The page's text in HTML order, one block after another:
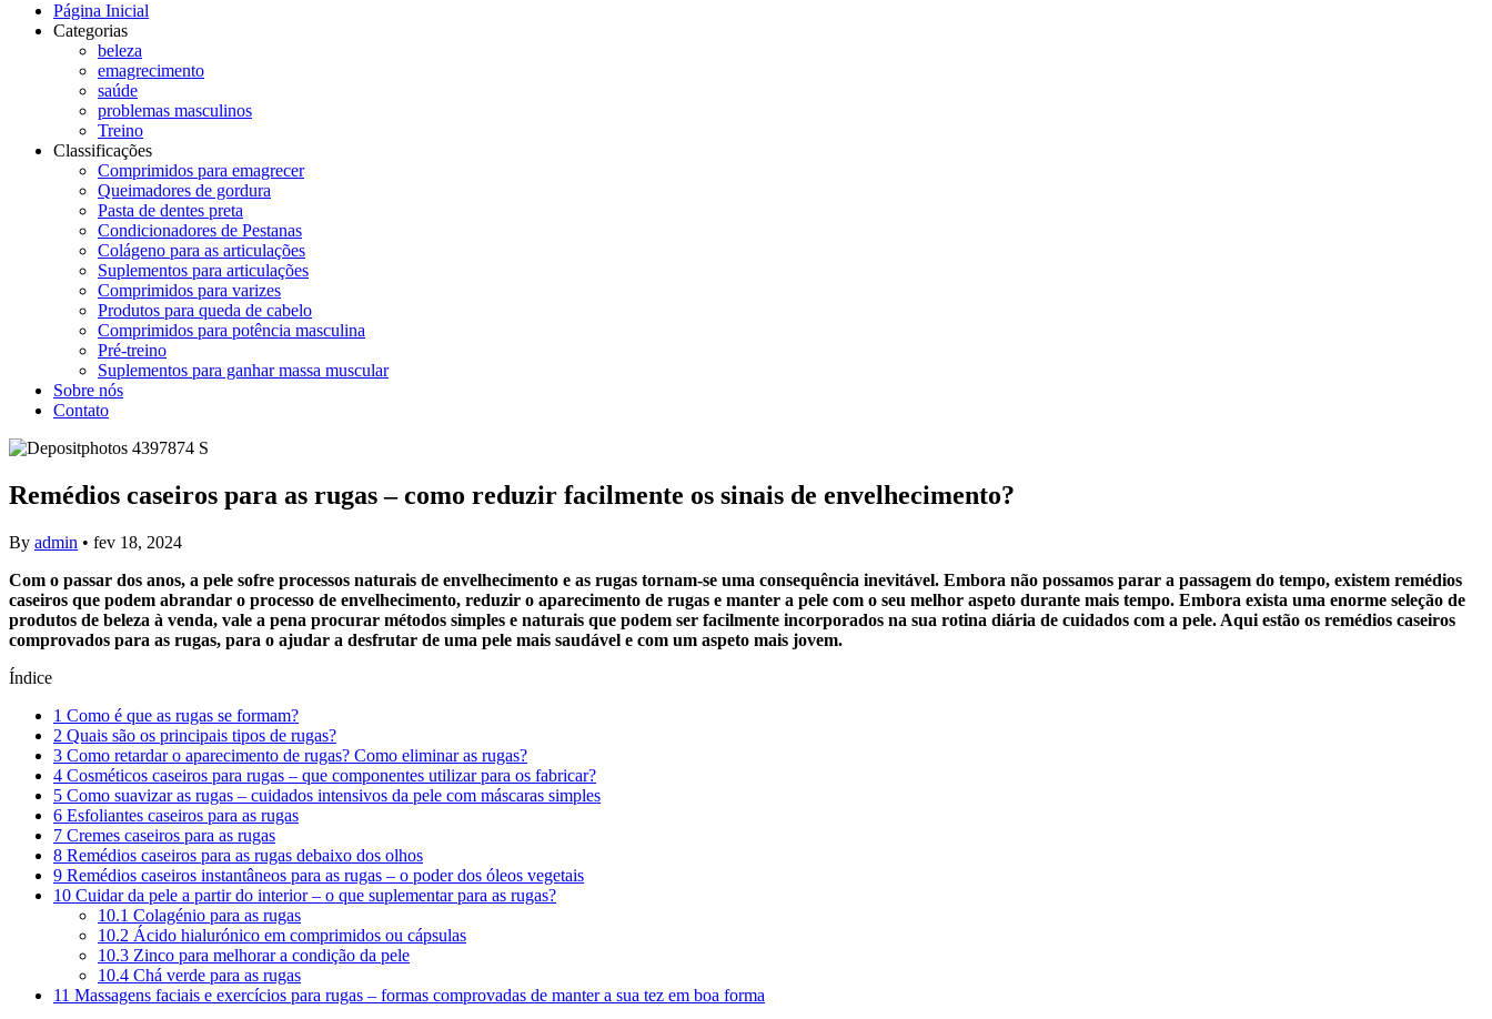
Página Inicial
Categorias
beleza
emagrecimento
saúde
problemas masculinos
Treino
Classificações
Comprimidos para emagrecer
Queimadores de gordura
Pasta de dentes preta
Condicionadores de Pestanas
Colágeno para as articulações
Suplementos para articulações
Comprimidos para varizes
Produtos para queda de cabelo
Comprimidos para potência masculina
Pré-treino
Suplementos para ganhar massa muscular
Sobre nós
Contato
Remédios caseiros para as rugas – como reduzir facilmente os sinais de envelhecimento?
By admin • fev 18, 2024
Com o passar dos anos, a pele sofre processos naturais de envelhecimento e as rugas tornam-se uma consequência inevitável. Embora não possamos parar a passagem do tempo, existem remédios
caseiros que podem abrandar o processo de envelhecimento, reduzir o aparecimento de rugas e manter a pele com o seu melhor aspeto durante mais tempo. Embora exista uma enorme seleção de
produtos de beleza à venda, vale a pena procurar métodos simples e naturais que podem ser facilmente incorporados na sua rotina diária de cuidados com a pele. Aqui estão os remédios caseiros
comprovados para as rugas, para o ajudar a desfrutar de uma pele mais saudável e com um aspeto mais jovem.
Índice
1 Como é que as rugas se formam?
2 Quais são os principais tipos de rugas?
3 Como retardar o aparecimento de rugas? Como eliminar as rugas?
4 Cosméticos caseiros para rugas – que componentes utilizar para os fabricar?
5 Como suavizar as rugas – cuidados intensivos da pele com máscaras simples
6 Esfoliantes caseiros para as rugas
7 Cremes caseiros para as rugas
8 Remédios caseiros para as rugas debaixo dos olhos
9 Remédios caseiros instantâneos para as rugas – o poder dos óleos vegetais
10 Cuidar da pele a partir do interior – o que suplementar para as rugas?
10.1 Colagénio para as rugas
10.2 Ácido hialurónico em comprimidos ou cápsulas
10.3 Zinco para melhorar a condição da pele
10.4 Chá verde para as rugas
11 Massagens faciais e exercícios para rugas – formas comprovadas de manter a sua tez em boa forma